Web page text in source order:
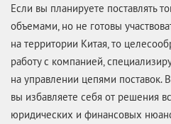
Если вы планируете поставлять
объемами, но не готовы
на территории Китая, то
работу с компанией,
на управлении цепями поставок.
вы избавляете себя от решения
юридических и финансовых